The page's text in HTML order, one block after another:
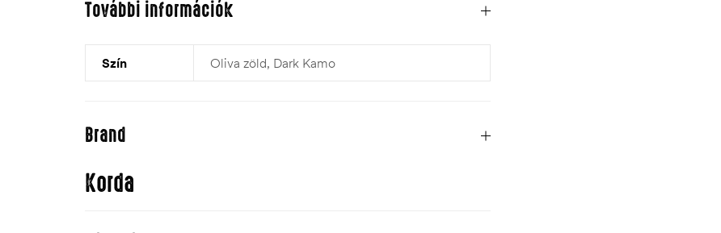
További információk
Szín Oliva zöld, Dark Kamo
Brand
Korda